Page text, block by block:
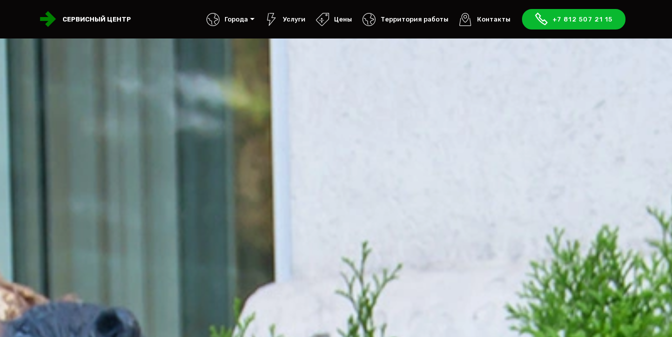
СЕРВИСНЫЙ ЦЕНТР Города Услуги Цены Территория работы Контакты +7 812 507 21 15